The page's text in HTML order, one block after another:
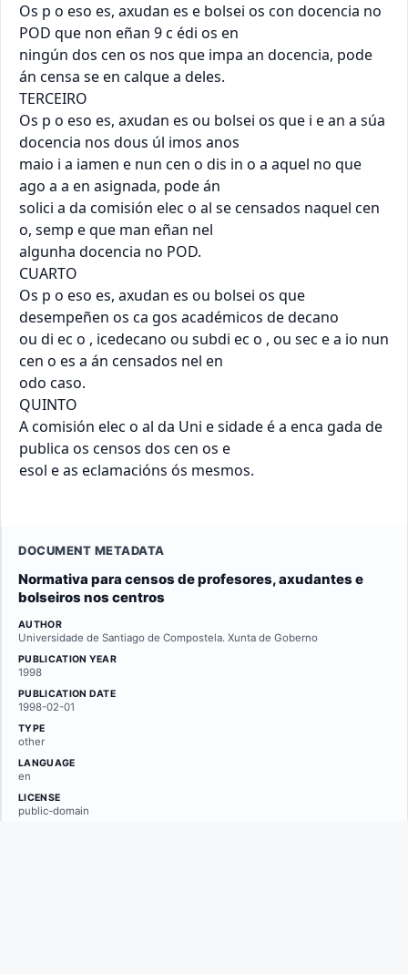
Os p o eso es, axudan es e bolsei os con docencia no
POD que non eñan 9 c édi os en
ningún dos cen os nos que impa an docencia, pode
án censa se en calque a deles.
TERCEIRO
Os p o eso es, axudan es ou bolsei os que i e an a súa
docencia nos dous úl imos anos
maio i a iamen e nun cen o dis in o a aquel no que
ago a a en asignada, pode án
solici a da comisión elec o al se censados naquel cen
o, semp e que man eñan nel
algunha docencia no POD.
CUARTO
Os p o eso es, axudan es ou bolsei os que
desempeñen os ca gos académicos de decano
ou di ec o , icedecano ou subdi ec o , ou sec e a io nun
cen o es a án censados nel en
odo caso.
QUINTO
A comisión elec o al da Uni e sidade é a enca gada de
publica os censos dos cen os e
esol e as eclamacións ós mesmos.
DOCUMENT METADATA
Normativa para censos de profesores, axudantes e
bolseiros nos centros
AUTHOR
Universidade de Santiago de Compostela. Xunta de Goberno
PUBLICATION YEAR
1998
PUBLICATION DATE
1998-02-01
TYPE
other
LANGUAGE
en
LICENSE
public-domain